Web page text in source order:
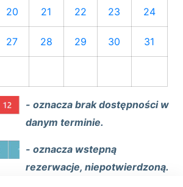
20 21 22 23 24
27 28 29 30 31
- oznacza brak dostępności w
danym terminie.
- oznacza wstepną
rezerwacje, niepotwierdzoną.